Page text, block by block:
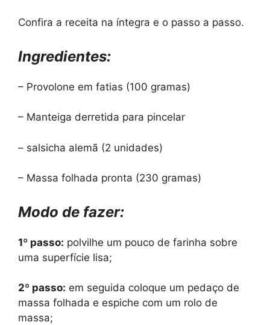
Confira a receita na íntegra e o passo a passo.
Ingredientes:
– Provolone em fatias (100 gramas)
– Manteiga derretida para pincelar
– salsicha alemã (2 unidades)
– Massa folhada pronta (230 gramas)
Modo de fazer:
1º passo: polvilhe um pouco de farinha sobre
uma superfície lisa;
2º passo: em seguida coloque um pedaço de
massa folhada e espiche com um rolo de
massa;